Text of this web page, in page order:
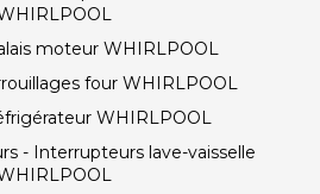
moteur WHIRLPOOL
four WHIRLPOOL
WHIRLPOOL
- Interrupteurs lave-vaisselle